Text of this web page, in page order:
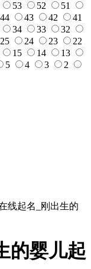
53 52
51
44 43 42
41
34 33
32
25 24 23
22
15 14
13
5 4 3
2
线起名_刚出生的
的婴儿起